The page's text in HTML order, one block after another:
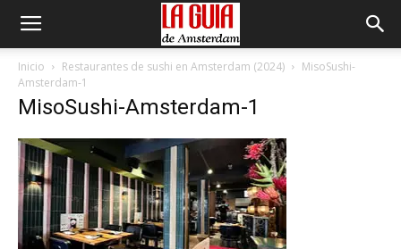
Inicio Restaurantes de sushi en Amsterdam (2024)
MisoSushi-
Amsterdam-1
MisoSushi-Amsterdam-1